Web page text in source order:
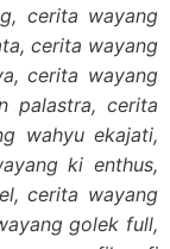
cerita wayang
cerita wayang
cerita wayang
palastra, cerita
wahyu ekajati,
ki enthus,
cerita wayang
golek full,